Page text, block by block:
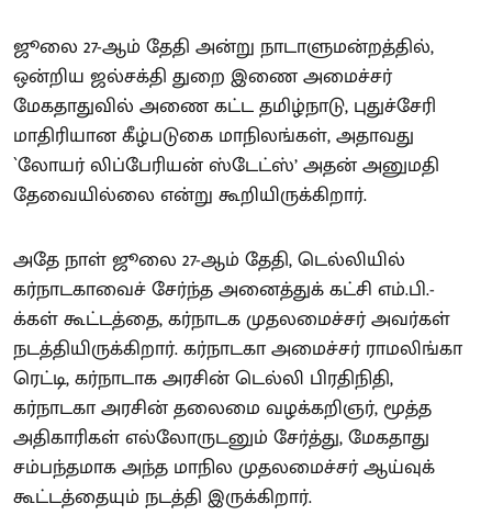
ஜூலை 27-ஆம் தேதி அன்று நாடாளுமன்றத்தில்,
ஒன்றிய ஜல்சக்தி துறை இணை அமைச்சர்
மேகதாதுவில் அணை கட்ட தமிழ்நாடு, புதுச்சேரி
மாதிரியான கீழ்படுகை மாநிலங்கள், அதாவது
`லோயர் லிப்பேரியன் ஸ்டேட்ஸ்’ அதன் அனுமதி
தேவையில்லை என்று கூறியிருக்கிறார்.
அதே நாள் ஜூலை 27-ஆம் தேதி, டெல்லியில்
கர்நாடகாவைச் சேர்ந்த அனைத்துக் கட்சி எம்.பி.-
க்கள் கூட்டத்தை, கர்நாடக முதலமைச்சர் அவர்கள்
நடத்தியிருக்கிறார். கர்நாடகா அமைச்சர் ராமலிங்கா
ரெட்டி, கர்நாடாக அரசின் டெல்லி பிரதிநிதி,
கர்நாடகா அரசின் தலைமை வழக்கறிஞர், மூத்த
அதிகாரிகள் எல்லோருடனும் சேர்த்து, மேகதாது
சம்பந்தமாக அந்த மாநில முதலமைச்சர் ஆய்வுக்
கூட்டத்தையும் நடத்தி இருக்கிறார்.